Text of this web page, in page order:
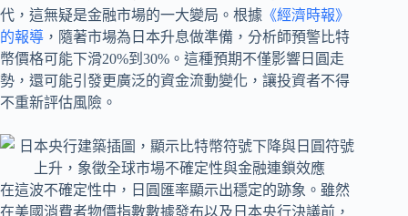
代，這無疑是金融市場的一大變局。根據 《經濟時報》
的報導 ，隨著市場為日本升息做準備，分析師預警比特
幣價格可能下滑20%到30%。這種預期不僅影響日圓走
勢，還可能引發更廣泛的資金流動變化，讓投資者不得
不重新評估風險。
在這波不確定性中，日圓匯率顯示出穩定的跡象。雖然
在美國消費者物價指數數據發布以及日本央行決議前，